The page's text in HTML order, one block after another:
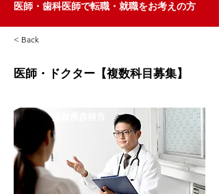
医師・歯科医師で転職・就職をお考えの方
< Back
医師・ドクター【複数科目募集】
滋賀県彦根市